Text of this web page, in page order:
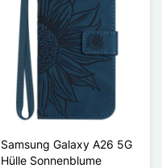
Samsung Galaxy A26 5G
Hülle Sonnenblume